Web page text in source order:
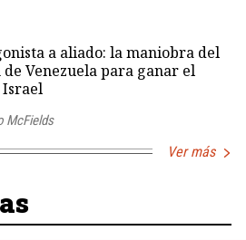
a aliado: la maniobra del
Venezuela para ganar el
McFields
Ver más